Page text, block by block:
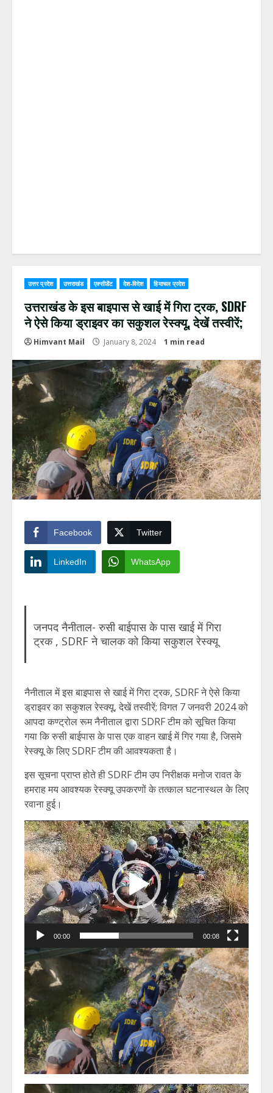
उत्तर प्रदेश उत्तराखंड एक्सीडेंट देश-विदेश हिमाचल प्रदेश
उत्तराखंड के इस बाइपास से खाई में गिरा ट्रक, SDRF
ने ऐसे किया ड्राइवर का सकुशल रेस्क्यू, देखें तस्वीरें;
Himvant Mail January 8, 2024 1 min read
Facebook Twitter
LinkedIn WhatsApp
जनपद नैनीताल- रुसी बाईपास के पास खाई में गिरा
ट्रक , SDRF ने चालक को किया सकुशल रेस्क्यू
नैनीताल में इस बाइपास से खाई में गिरा ट्रक, SDRF ने ऐसे किया
ड्राइवर का सकुशल रेस्क्यू, देखें तस्वीरें; विगत 7 जनवरी 2024 को
आपदा कण्ट्रोल रूम नैनीताल द्वारा SDRF टीम को सूचित किया
गया कि रुसी बाईपास के पास एक वाहन खाई में गिर गया है, जिसमे
रेस्क्यू के लिए SDRF टीम की आवश्यकता है।
इस सूचना प्राप्त होते ही SDRF टीम उप निरीक्षक मनोज रावत के
हमराह मय आवश्यक रेस्क्यू उपकरणों के तत्काल घटनास्थल के लिए
रवाना हुई।
Video
Player
00:00 00:08